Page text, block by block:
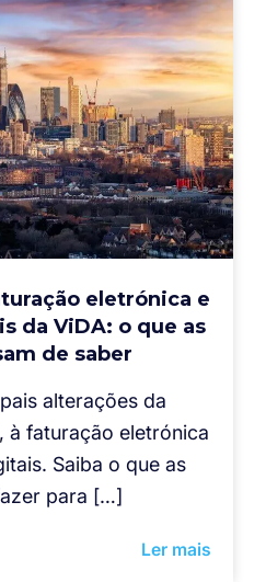
eletrónica e
da ViDA: o que as
de saber
alterações da
à faturação eletrónica
Saiba o que as
para […]
Ler mais